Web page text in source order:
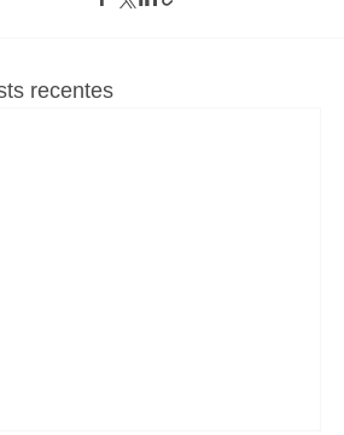
recentes